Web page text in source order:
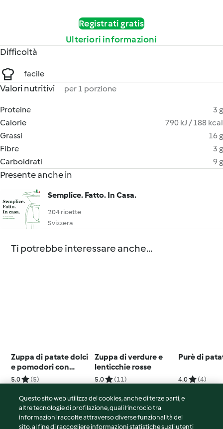
Registrati gratis
Ulteriori informazioni
Difficoltà
facile
Valori nutritivi per 1 porzione
Proteine
3 g
Calorie
790 kJ / 188 kcal
Grassi
16 g
Fibre
3 g
Carboidrati
9 g
Presente anche in
Semplice. Fatto. In Casa.
204 ricette
Svizzera
Ti potrebbe interessare anche...
Zuppa di patate dolci
e pomodori con
crostini al curry
5.0 (5)
Zuppa di verdure e
lenticchie rosse
5.0 (11)
Purè di
4.0 (4)
Questo sito web utilizza dei cookies, anche di terze parti, e
altre tecnologie di profilazione, quali l’incrocio tra
informazioni raccolte attraverso diverse funzionalità del
sito, al fine di raccogliere informazioni statistiche sugli utenti